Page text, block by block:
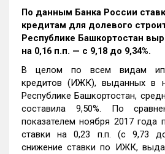
По данным Банка России
кредитам для долевого
Республике Башкортостан
на 0,16 п.п. — с 9,18 до 9,34%.
В целом по всем видам
кредитов (ИЖК), выданных в
Республике Башкортостан,
составила 9,50%. По
показателем ноября 2017 года
ставки на 0,23 п.п. (с 9,73
снижение ставки по ИЖК,